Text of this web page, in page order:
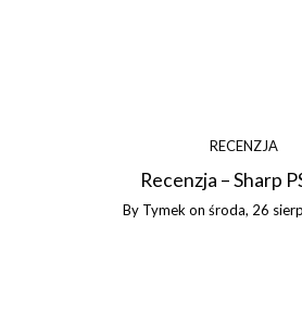
RECENZJA
Recenzja – Sharp
By Tymekon środa, 26